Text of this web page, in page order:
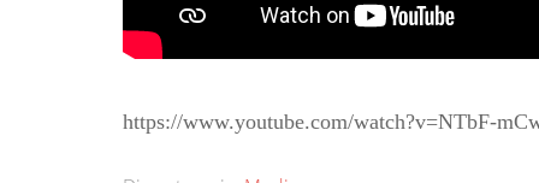
https://www.youtube.com/watch?v=NTbF-